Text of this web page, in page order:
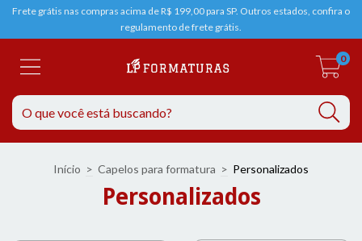
Frete grátis nas compras acima de R$ 199,00 para SP. Outros estados, confira o
regulamento de frete grátis.
0
Início > Capelos para formatura > Personalizados
Personalizados